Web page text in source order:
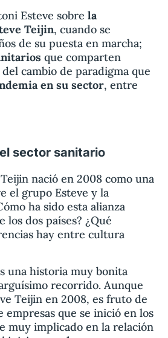
Esteve sobrela
Teijin, cuando se
de su puesta en marcha;
que comparten
del cambio de paradigma que
en su sector, entre
sector sanitario
nació en 2008 como una
el grupo Esteve y la
ha sido esta alianza
los dos países? ¿Qué
hay entre cultura
una historia muy bonita
recorrido. Aunque
Teijin en 2008, es fruto de
que se inició en los
muy implicado en la relación